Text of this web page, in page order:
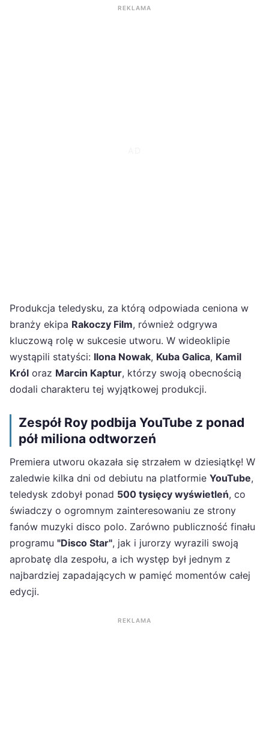
REKLAMA
Produkcja teledysku, za którą odpowiada ceniona w
branży ekipa Rakoczy Film, również odgrywa
kluczową rolę w sukcesie utworu. W wideoklipie
wystąpili statyści: Ilona Nowak, Kuba Galica, Kamil
Król oraz Marcin Kaptur, którzy swoją obecnością
dodali charakteru tej wyjątkowej produkcji.
Zespół Roy podbija YouTube z ponad
pół miliona odtworzeń
Premiera utworu okazała się strzałem w dziesiątkę! W
zaledwie kilka dni od debiutu na platformie YouTube,
teledysk zdobył ponad 500 tysięcy wyświetleń, co
świadczy o ogromnym zainteresowaniu ze strony
fanów muzyki disco polo. Zarówno publiczność finału
programu "Disco Star", jak i jurorzy wyrazili swoją
aprobatę dla zespołu, a ich występ był jednym z
najbardziej zapadających w pamięć momentów całej
edycji.
REKLAMA